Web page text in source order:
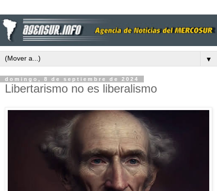
▼
domingo, 8 de septiembre de 2024
Libertarismo no es liberalismo